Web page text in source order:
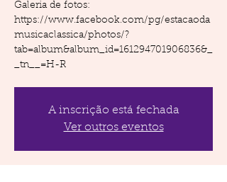
Galeria de fotos:
https://www.facebook.com/pg/estacaoda
musicaclassica/photos/?
tab=album&album_id=161294701906836&_
_tn__=H-R
A inscrição está fechada
Ver outros eventos